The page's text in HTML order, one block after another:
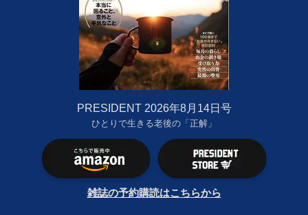
PRESIDENT 2026年8月14日号
ひとりで生きる老後の「正解」
雑誌の予約購読はこちらから